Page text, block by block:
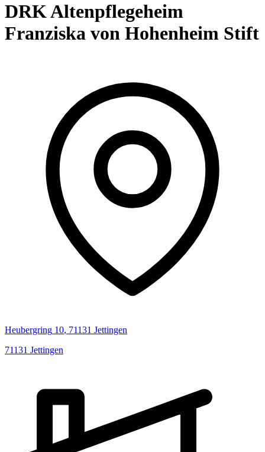
DRK Altenpflegeheim
Franziska von Hohenheim Stift
Heubergring 10, 71131 Jettingen
71131 Jettingen